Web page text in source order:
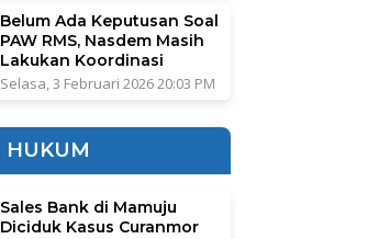
Belum Ada Keputusan Soal
PAW RMS, Nasdem Masih
Lakukan Koordinasi
Selasa, 3 Februari 2026 20:03 PM
HUKUM
Sales Bank di Mamuju
Diciduk Kasus Curanmor